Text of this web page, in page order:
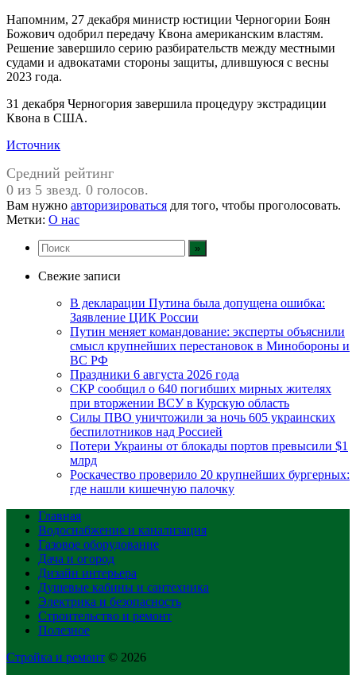
Напомним, 27 декабря министр юстиции Черногории Боян
Божович одобрил передачу Квона американским властям.
Решение завершило серию разбирательств между местными
судами и адвокатами стороны защиты, длившуюся с весны
2023 года.
31 декабря Черногория завершила процедуру экстрадиции
Квона в США.
Источник
Средний рейтинг
0 из 5 звезд. 0 голосов.
Вам нужно авторизироваться для того, чтобы проголосовать.
Метки: О нас
Свежие записи
В декларации Путина была допущена ошибка:
Заявление ЦИК России
Путин меняет командование: эксперты объяснили
смысл крупнейших перестановок в Минобороны и
ВС РФ
Праздники 6 августа 2026 года
СКР сообщил о 640 погибших мирных жителях
при вторжении ВСУ в Курскую область
Силы ПВО уничтожили за ночь 605 украинских
беспилотников над Россией
Потери Украины от блокады портов превысили $1
млрд
Роскачество проверило 20 крупнейших бургерных:
где нашли кишечную палочку
Главная
Водоснабжение и канализация
Газовое оборудование
Дача и огород
Дизайн интерьера
Душевые кабины и сантехника
Электрика и безопасность
Строительство и ремонт
Полезное
Стройка и ремонт © 2026